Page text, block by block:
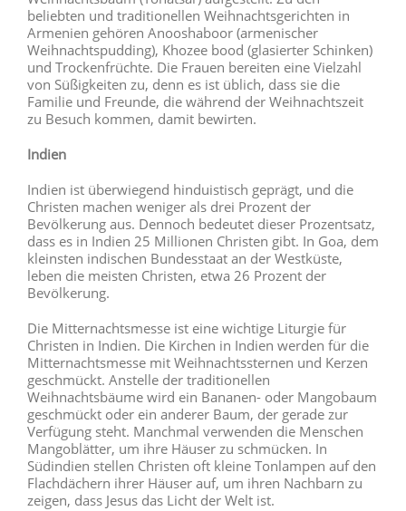
beliebten und traditionellen Weihnachtsgerichten in
Armenien gehören Anooshaboor (armenischer
Weihnachtspudding), Khozee bood (glasierter Schinken)
und Trockenfrüchte. Die Frauen bereiten eine Vielzahl
von Süßigkeiten zu, denn es ist üblich, dass sie die
Familie und Freunde, die während der Weihnachtszeit
zu Besuch kommen, damit bewirten.
Indien
Indien ist überwiegend hinduistisch geprägt, und die
Christen machen weniger als drei Prozent der
Bevölkerung aus. Dennoch bedeutet dieser Prozentsatz,
dass es in Indien 25 Millionen Christen gibt. In Goa, dem
kleinsten indischen Bundesstaat an der Westküste,
leben die meisten Christen, etwa 26 Prozent der
Bevölkerung.
Die Mitternachtsmesse ist eine wichtige Liturgie für
Christen in Indien. Die Kirchen in Indien werden für die
Mitternachtsmesse mit Weihnachtssternen und Kerzen
geschmückt. Anstelle der traditionellen
Weihnachtsbäume wird ein Bananen- oder Mangobaum
geschmückt oder ein anderer Baum, der gerade zur
Verfügung steht. Manchmal verwenden die Menschen
Mangoblätter, um ihre Häuser zu schmücken. In
Südindien stellen Christen oft kleine Tonlampen auf den
Flachdächern ihrer Häuser auf, um ihren Nachbarn zu
zeigen, dass Jesus das Licht der Welt ist.